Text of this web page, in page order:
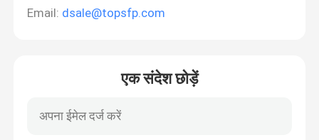
Email: dsale@topsfp.com
एक संदेश छोड़ें